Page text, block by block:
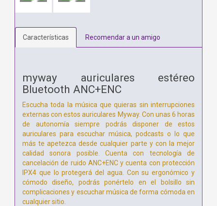
Características Recomendar a un amigo
myway auriculares estéreo
Bluetooth ANC+ENC
Escucha toda la música que quieras sin interrupciones
externas con estos auriculares Myway. Con unas 6 horas
de autonomía siempre podrás disponer de estos
auriculares para escuchar música, podcasts o lo que
más te apetezca desde cualquier parte y con la mejor
calidad sonora posible. Cuenta con tecnología de
cancelación de ruido ANC+ENC y cuenta con protección
IPX4 que lo protegerá del agua. Con su ergonómico y
cómodo diseño, podrás ponértelo en el bolsillo sin
complicaciones y escuchar música de forma cómoda en
cualquier sitio.